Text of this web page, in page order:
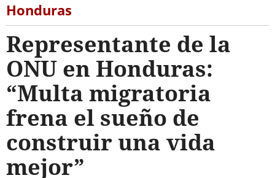
Honduras
Representante de la
ONU en Honduras:
“Multa migratoria
frena el sueño de
construir una vida
mejor”